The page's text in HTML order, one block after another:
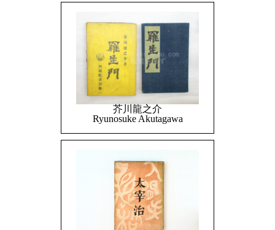
芥川龍之介
Ryunosuke Akutagawa